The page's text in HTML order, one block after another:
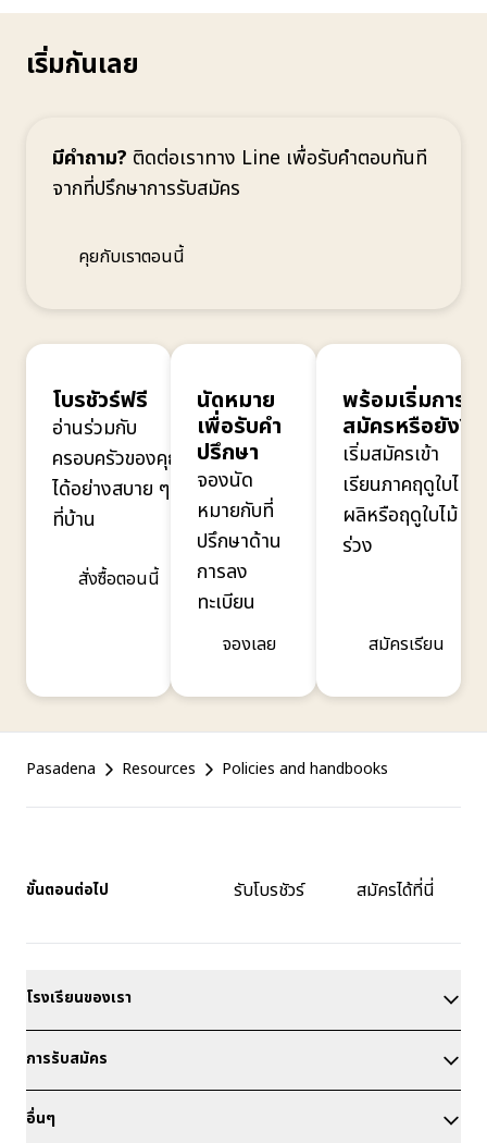
เริ่มกันเลย
มีคำถาม? ติดต่อเราทาง Line เพื่อรับคำตอบทันที
จากที่ปรึกษาการรับสมัคร
คุยกับเราตอนนี้
โบรชัวร์ฟรี
อ่านร่วมกับ
ครอบครัวของคุณ
ได้อย่างสบาย ๆ
ที่บ้าน
สั่งซื้อตอนนี้
นัดหมาย
เพื่อรับคำ
ปรึกษา
จองนัด
หมายกับที่
ปรึกษาด้าน
การลง
ทะเบียน
จองเลย
พร้อมเริ่มการ
สมัครหรือยัง?
เริ่มสมัครเข้า
เรียนภาคฤดูใบไม้
ผลิหรือฤดูใบไม้
ร่วง
สมัครเรียน
Pasadena Resources Policies and handbooks
ขั้นตอนต่อไป รับโบรชัวร์ สมัครได้ที่นี่
โรงเรียนของเรา
การรับสมัคร
อื่นๆ